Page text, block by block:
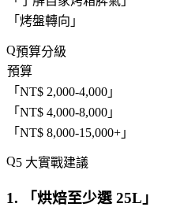
「 烤盤轉向 」
預算分級
預算
「 NT$ 2,000-4,000 」
「 NT$ 4,000-8,000 」
「 NT$ 8,000-15,000+ 」
5 大實戰建議
1. 「烘焙至少選 25L 」